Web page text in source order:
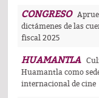
CONGRESO
dictámenes de las
fiscal 2025
HUAMANTLA
Huamantla como
internacional de cine